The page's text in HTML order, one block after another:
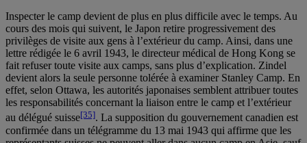
Inspecter le camp devient de plus en plus difficile avec le temps. Au
cours des mois qui suivent, le Japon retire progressivement des
privilèges de visite aux gens à l’extérieur du camp. Ainsi, dans une
lettre rédigée le 6 avril 1943, le directeur médical de Hong Kong se
fait refuser toute visite aux camps, sans plus d’explication. Zindel
devient alors la seule personne tolérée à examiner Stanley Camp. En
effet, selon Ottawa, les autorités japonaises semblent attribuer toutes
les responsabilités concernant la liaison entre le camp et l’extérieur
au délégué suisse[35]. La supposition du gouvernement canadien est
confirmée dans un télégramme du 13 mai 1943 qui affirme que les